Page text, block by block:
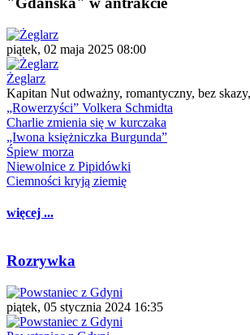
piątek, 02 maja 2025 08:00
Żeglarz
Kapitan Nut odważny, romantyczny, bez
„Rowerzyści” Volkera Schmidta
Charlie zmienia się w kurczaka
„Iwona księżniczka Burgunda”
Śpiew morza
Niewolnice z Pipidówki
Ciemności kryją ziemię
więcej ...
Rozrywka
piątek, 05 stycznia 2024 16:35